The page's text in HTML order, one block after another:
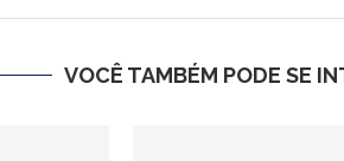
VOCÊ TAMBÉM PODE SE